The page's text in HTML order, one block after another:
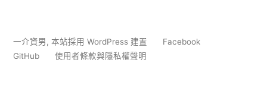
一介資男, 本站採用 WordPress 建置
Facebook
GitHub
使用者條款與隱私權聲明